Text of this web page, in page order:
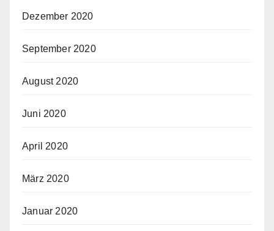
Dezember 2020
September 2020
August 2020
Juni 2020
April 2020
März 2020
Januar 2020